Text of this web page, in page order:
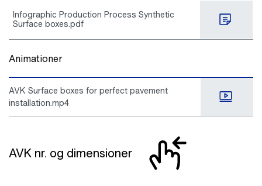
Infographic Production Process Synthetic
Surface boxes.pdf
Animationer
AVK Surface boxes for perfect pavement
installation.mp4
AVK nr. og dimensioner